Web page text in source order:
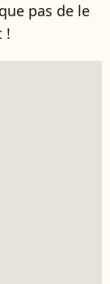
pas de le
!